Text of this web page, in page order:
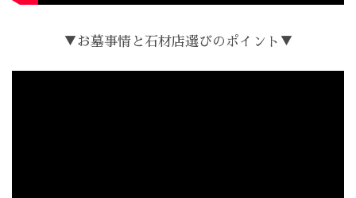
▼お墓事情と石材店選びのポイント▼